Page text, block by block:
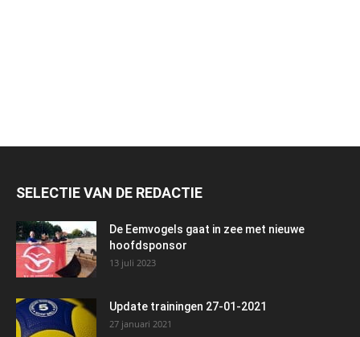
SELECTIE VAN DE REDACTIE
De Eemvogels gaat in zee met nieuwe
hoofdsponsor
13 juli 2023
Update trainingen 27-01-2021
27 januari 2021